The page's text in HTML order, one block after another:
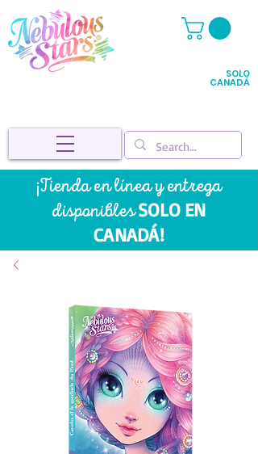
SOLO
CANADÁ
¡Tienda en línea y entrega
disponiblesSOLO EN
CANADÁ!